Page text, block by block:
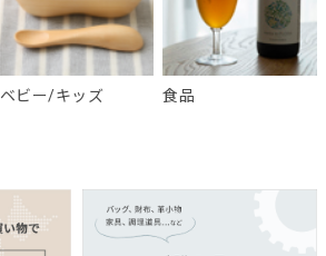
ベビー/キッズ 食品